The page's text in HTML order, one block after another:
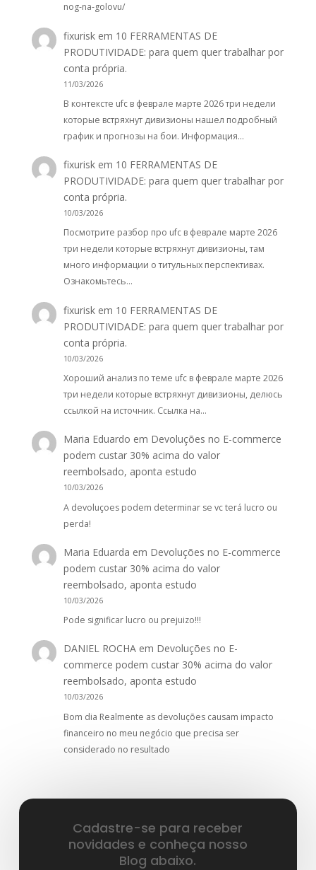
nog-na-golovu/
fixurisk em 10 FERRAMENTAS DE
PRODUTIVIDADE: para quem quer trabalhar por
conta própria.
11/03/2026
В контексте ufc в феврале марте 2026 три недели
которые встряхнут дивизионы нашел подробный
график и прогнозы на бои. Информация…
fixurisk em 10 FERRAMENTAS DE
PRODUTIVIDADE: para quem quer trabalhar por
conta própria.
10/03/2026
Посмотрите разбор про ufc в феврале марте 2026
три недели которые встряхнут дивизионы, там
много информации о титульных перспективах.
Ознакомьтесь…
fixurisk em 10 FERRAMENTAS DE
PRODUTIVIDADE: para quem quer trabalhar por
conta própria.
10/03/2026
Хороший анализ по теме ufc в феврале марте 2026
три недели которые встряхнут дивизионы, делюсь
ссылкой на источник. Ссылка на…
Maria Eduardo em Devoluções no E-commerce
podem custar 30% acima do valor
reembolsado, aponta estudo
10/03/2026
A devoluçoes podem determinar se vc terá lucro ou
perda!
Maria Eduarda em Devoluções no E-commerce
podem custar 30% acima do valor
reembolsado, aponta estudo
10/03/2026
Pode significar lucro ou prejuizo!!!
DANIEL ROCHA em Devoluções no E-
commerce podem custar 30% acima do valor
reembolsado, aponta estudo
10/03/2026
Bom dia Realmente as devoluções causam impacto
financeiro no meu negócio que precisa ser
considerado no resultado
Cadastre-se para receber
novidades e conheça nosso
Blog abaixo.